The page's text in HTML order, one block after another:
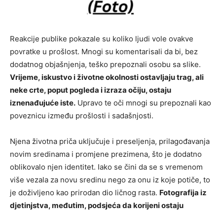
Reakcije publike pokazale su koliko ljudi vole ovakve
povratke u prošlost. Mnogi su komentarisali da bi, bez
dodatnog objašnjenja, teško prepoznali osobu sa slike.
Vrijeme, iskustvo i životne okolnosti ostavljaju trag, ali
neke crte, poput pogleda i izraza očiju, ostaju
iznenađujuće iste. Upravo te oči mnogi su prepoznali kao
poveznicu između prošlosti i sadašnjosti.
Njena životna priča uključuje i preseljenja, prilagođavanja
novim sredinama i promjene prezimena, što je dodatno
oblikovalo njen identitet. Iako se čini da se s vremenom
više vezala za novu sredinu nego za onu iz koje potiče, to
je doživljeno kao prirodan dio ličnog rasta. Fotografija iz
djetinjstva, međutim, podsjeća da korijeni ostaju